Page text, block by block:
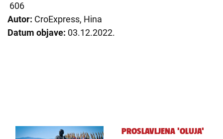
606
Autor: CroExpress, Hina
Datum objave: 03.12.2022.
PROSLAVLJENA 'OLUJA'